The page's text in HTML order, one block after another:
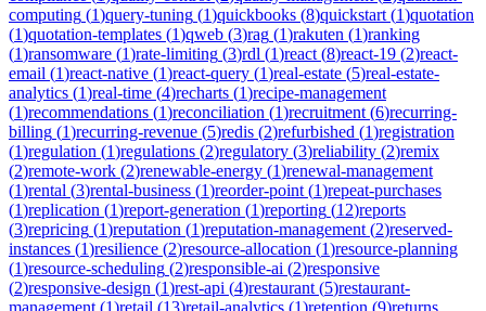
computing (1)query-tuning (1)quickbooks (8)quickstart (1)quotation
(1)quotation-templates (1)qweb (3)rag (1)rakuten (1)ranking
(1)ransomware (1)rate-limiting (3)rdl (1)react (8)react-19 (2)react-
email (1)react-native (1)react-query (1)real-estate (5)real-estate-
analytics (1)real-time (4)recharts (1)recipe-management
(1)recommendations (1)reconciliation (1)recruitment (6)recurring-
billing (1)recurring-revenue (5)redis (2)refurbished (1)registration
(1)regulation (1)regulations (2)regulatory (3)reliability (2)remix
(2)remote-work (2)renewable-energy (1)renewal-management
(1)rental (3)rental-business (1)reorder-point (1)repeat-purchases
(1)replication (1)report-generation (1)reporting (12)reports
(3)repricing (1)reputation (1)reputation-management (2)reserved-
instances (1)resilience (2)resource-allocation (1)resource-planning
(1)resource-scheduling (2)responsible-ai (2)responsive
(2)responsive-design (1)rest-api (4)restaurant (5)restaurant-
management (1)retail (13)retail-analytics (1)retention (9)returns